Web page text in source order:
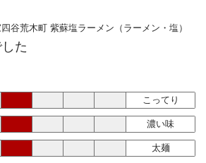
谷荒木町 紫蘇塩ラーメン（ラーメン・塩）
た
こってり
濃い味
太麺